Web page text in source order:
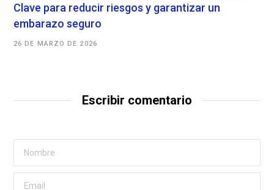
Clave para reducir riesgos y garantizar un
embarazo seguro
26 DE MARZO DE 2026
Escribir comentario